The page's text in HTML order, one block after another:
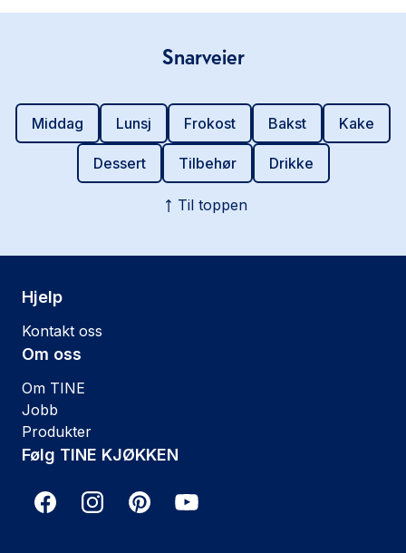
Snarveier
Middag Lunsj Frokost Bakst Kake
Dessert Tilbehør Drikke
Til toppen
Hjelp
Kontakt oss
Om oss
Om TINE
Jobb
Produkter
Følg TINE KJØKKEN